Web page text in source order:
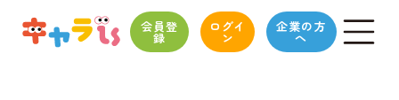
会員登
録
ログイ
ン
企業の方
へ